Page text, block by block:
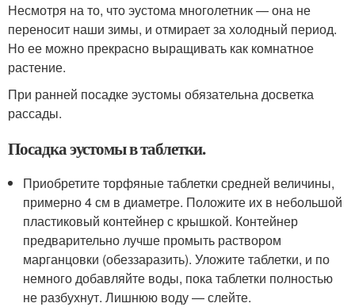
Несмотря на то, что эустома многолетник — она не
переносит наши зимы, и отмирает за холодный период.
Но ее можно прекрасно выращивать как комнатное
растение.
При ранней посадке эустомы обязательна досветка
рассады.
Посадка эустомы в таблетки.
Приобретите торфяные таблетки средней величины,
примерно 4 см в диаметре. Положите их в небольшой
пластиковый контейнер с крышкой. Контейнер
предварительно лучше промыть раствором
марганцовки (обеззаразить). Уложите таблетки, и по
немного добавляйте воды, пока таблетки полностью
не разбухнут. Лишнюю воду — слейте.